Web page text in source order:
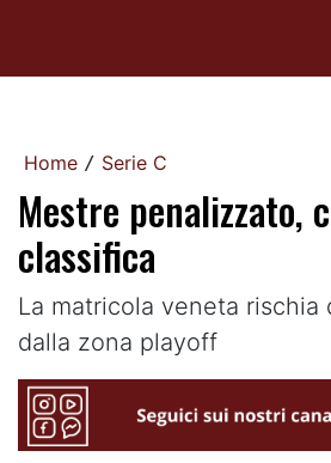
Home / Serie C
Mestre penalizzato,
classifica
La matricola veneta rischia
dalla zona playoff